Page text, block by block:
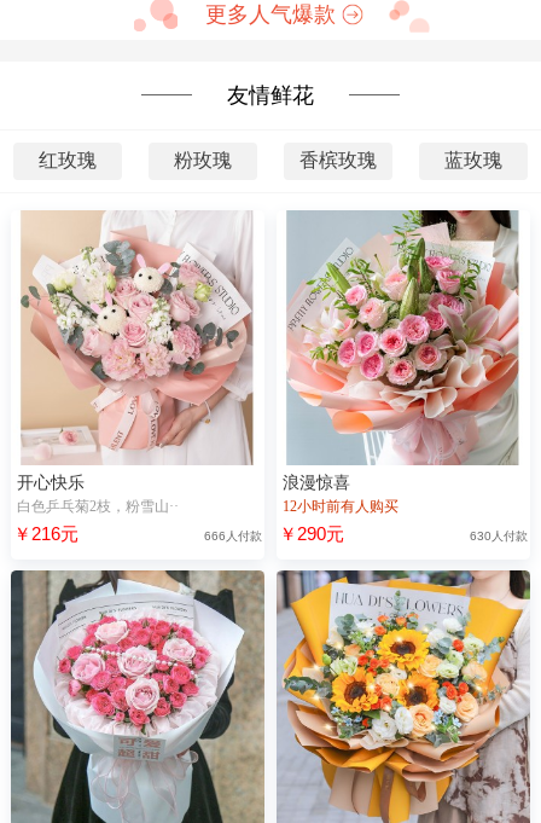
更多人气爆款
友情鲜花
红玫瑰 粉玫瑰 香槟玫瑰 蓝玫瑰
开心快乐
白色乒乓菊2枝，粉雪山··
￥216元 666人付款
浪漫惊喜
12小时前有人购买
￥290元 630人付款